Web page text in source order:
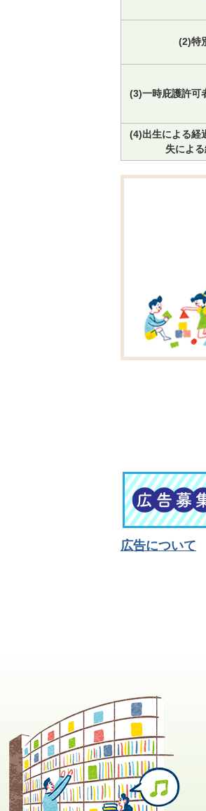
(2)特
(3)一時庇護許可
(4)出生による経
失によ
広告について